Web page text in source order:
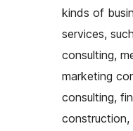
kinds of
services,
consulting,
marketing
consulting,
construction,